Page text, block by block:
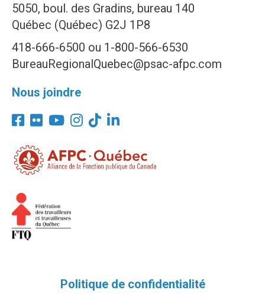
5050, boul. des Gradins, bureau 140
Québec (Québec) G2J 1P8
418-666-6500 ou 1-800-566-6530
BureauRegionalQuebec@psac-afpc.com
Nous joindre
Politique de confidentialité